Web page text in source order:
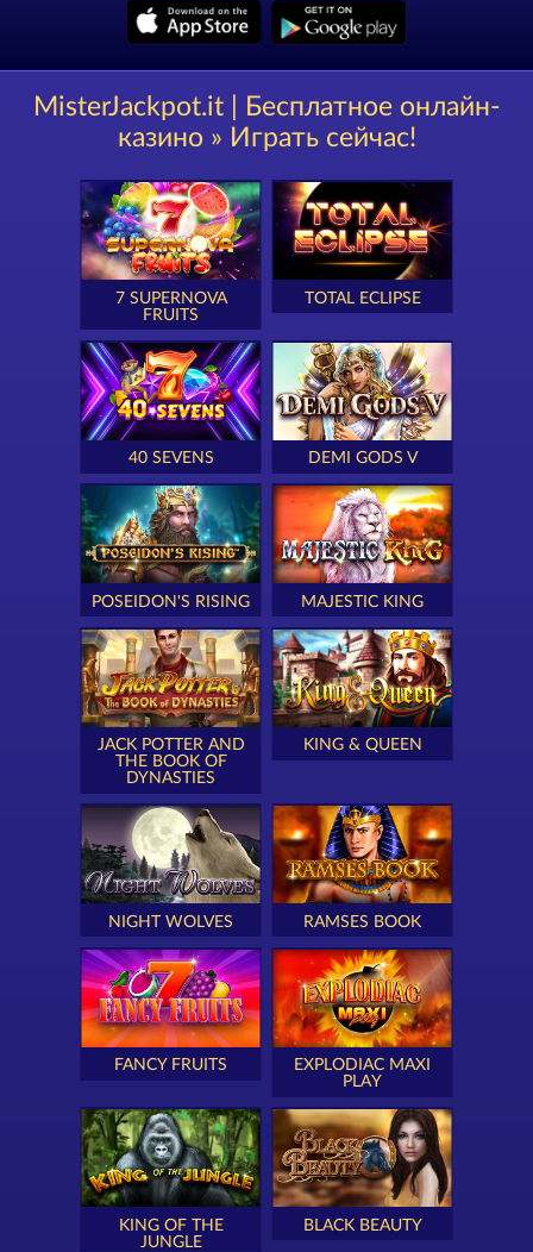
MisterJackpot.it | Бесплатное онлайн-
казино » Играть сейчас!
7 SUPERNOVA
FRUITS
TOTAL ECLIPSE
40 SEVENS DEMI GODS V
POSEIDON'S RISING MAJESTIC KING
JACK POTTER AND
THE BOOK OF
DYNASTIES
KING & QUEEN
NIGHT WOLVES RAMSES BOOK
FANCY FRUITS
EXPLODIAC MAXI
PLAY
KING OF THE
JUNGLE
BLACK BEAUTY